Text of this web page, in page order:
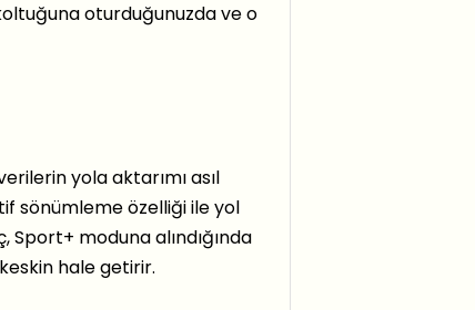
oturduğunuzda ve o
yola aktarımı asıl
sönümleme özelliği ile yol
moduna alındığında
hale getirir.